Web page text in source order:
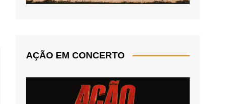
AÇÃO EM CONCERTO